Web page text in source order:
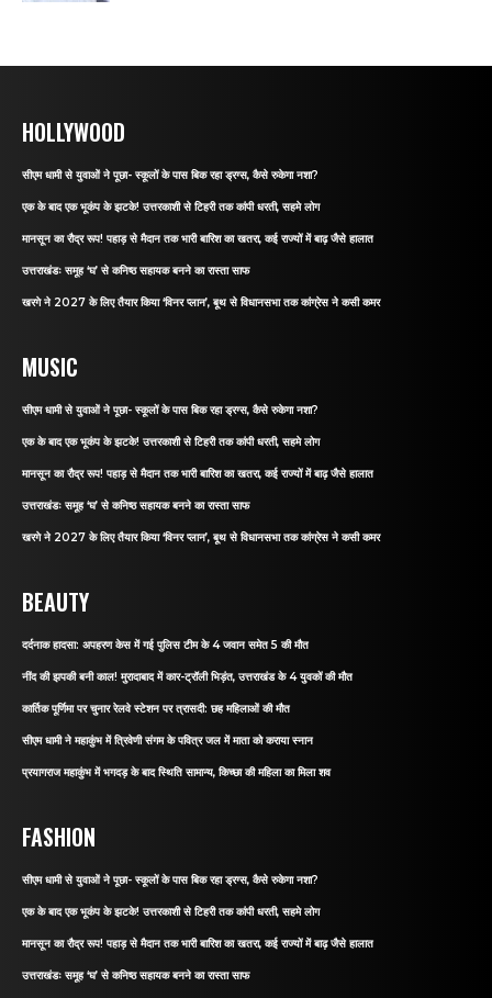
HOLLYWOOD
सीएम धामी से युवाओं ने पूछा- स्कूलों के पास बिक रहा ड्रग्स, कैसे रुकेगा नशा?
एक के बाद एक भूकंप के झटके! उत्तरकाशी से टिहरी तक कांपी धरती, सहमे लोग
मानसून का रौद्र रूप! पहाड़ से मैदान तक भारी बारिश का खतरा, कई राज्यों में बाढ़ जैसे हालात
उत्तराखंडः समूह ‘घ’ से कनिष्ठ सहायक बनने का रास्ता साफ
खरगे ने 2027 के लिए तैयार किया ‘विनर प्लान’, बूथ से विधानसभा तक कांग्रेस ने कसी कमर
MUSIC
सीएम धामी से युवाओं ने पूछा- स्कूलों के पास बिक रहा ड्रग्स, कैसे रुकेगा नशा?
एक के बाद एक भूकंप के झटके! उत्तरकाशी से टिहरी तक कांपी धरती, सहमे लोग
मानसून का रौद्र रूप! पहाड़ से मैदान तक भारी बारिश का खतरा, कई राज्यों में बाढ़ जैसे हालात
उत्तराखंडः समूह ‘घ’ से कनिष्ठ सहायक बनने का रास्ता साफ
खरगे ने 2027 के लिए तैयार किया ‘विनर प्लान’, बूथ से विधानसभा तक कांग्रेस ने कसी कमर
BEAUTY
दर्दनाक हादसा: अपहरण केस में गई पुलिस टीम के 4 जवान समेत 5 की मौत
नींद की झपकी बनी काल! मुरादाबाद में कार-ट्रॉली भिड़ंत, उत्तराखंड के 4 युवकों की मौत
कार्तिक पूर्णिमा पर चुनार रेलवे स्टेशन पर त्रासदी: छह महिलाओं की मौत
सीएम धामी ने महाकुंभ में त्रिवेणी संगम के पवित्र जल में माता को कराया स्नान
प्रयागराज महाकुंभ में भगदड़ के बाद स्थिति सामान्य, किच्छा की महिला का मिला शव
FASHION
सीएम धामी से युवाओं ने पूछा- स्कूलों के पास बिक रहा ड्रग्स, कैसे रुकेगा नशा?
एक के बाद एक भूकंप के झटके! उत्तरकाशी से टिहरी तक कांपी धरती, सहमे लोग
मानसून का रौद्र रूप! पहाड़ से मैदान तक भारी बारिश का खतरा, कई राज्यों में बाढ़ जैसे हालात
उत्तराखंडः समूह ‘घ’ से कनिष्ठ सहायक बनने का रास्ता साफ